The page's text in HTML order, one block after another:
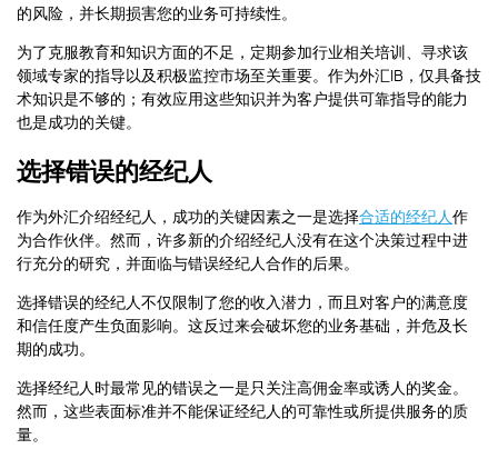
的风险，并长期损害您的业务可持续性。
为了克服教育和知识方面的不足，定期参加行业相关培训、寻求该
领域专家的指导以及积极监控市场至关重要。作为外汇IB，仅具备技
术知识是不够的；有效应用这些知识并为客户提供可靠指导的能力
也是成功的关键。
选择错误的经纪人
作为外汇介绍经纪人，成功的关键因素之一是选择合适的经纪人作
为合作伙伴。然而，许多新的介绍经纪人没有在这个决策过程中进
行充分的研究，并面临与错误经纪人合作的后果。
选择错误的经纪人不仅限制了您的收入潜力，而且对客户的满意度
和信任度产生负面影响。这反过来会破坏您的业务基础，并危及长
期的成功。
选择经纪人时最常见的错误之一是只关注高佣金率或诱人的奖金。
然而，这些表面标准并不能保证经纪人的可靠性或所提供服务的质
量。